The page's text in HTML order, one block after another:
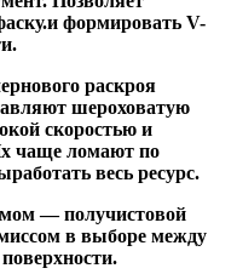
формировать V-
раскроя
шероховатую
скоростью и
чаще ломают по
весь ресурс.
— получистовой
в выборе между